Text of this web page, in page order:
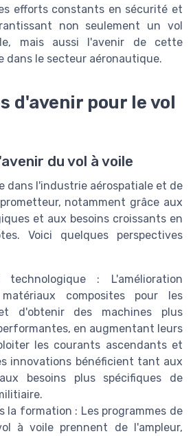
efforts constants en sécurité et
non seulement un vol
mais aussi l'avenir de cette
dans le secteur aéronautique.
d'avenir pour le vol
du vol à voile
dans l'industrie aérospatiale et de
notamment grâce aux
et aux besoins croissants en
Voici quelques perspectives
technologique : L'amélioration
composites pour les
d'obtenir des machines plus
en augmentant leurs
les courants ascendants et
innovations bénéficient tant aux
besoins plus spécifiques de
la formation : Les programmes de
à voile prennent de l'ampleur,